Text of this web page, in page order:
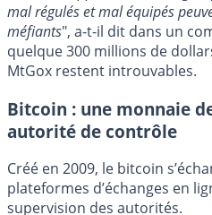
mal régulés et mal équipés
méfiants", a-t-il dit dans un
quelque 300 millions de
MtGox restent introuvables.
Bitcoin : une monnaie
autorité de contrôle
Créé en 2009, le bitcoin
plateformes d’échanges en
supervision des autorités.